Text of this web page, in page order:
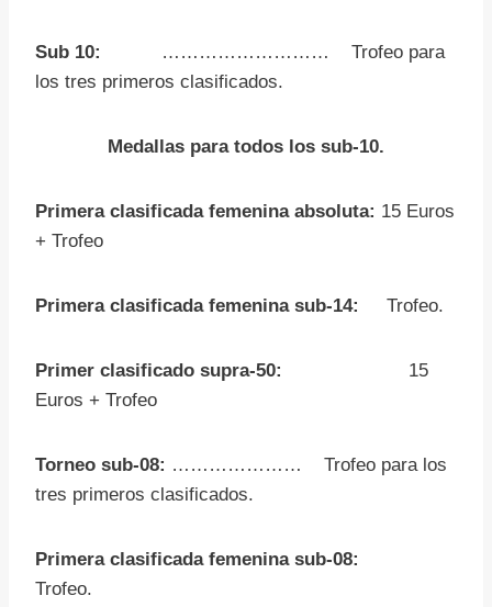
Sub 10: ………………………
Trofeo para
los tres primeros clasificados.
Medallas para todos los sub-10.
Primera clasificada femenina absoluta: 15 Euros
+ Trofeo
Primera clasificada femenina sub-14: Trofeo.
Primer clasificado supra-50:
15
Euros + Trofeo
Torneo sub-08: ………………… Trofeo para los
tres primeros clasificados.
Primera clasificada femenina sub-08:
Trofeo.